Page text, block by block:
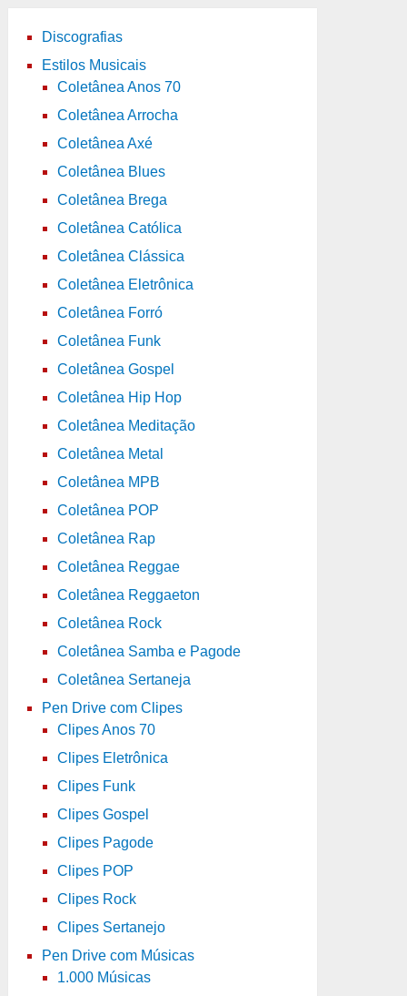
Discografias
Estilos Musicais
Coletânea Anos 70
Coletânea Arrocha
Coletânea Axé
Coletânea Blues
Coletânea Brega
Coletânea Católica
Coletânea Clássica
Coletânea Eletrônica
Coletânea Forró
Coletânea Funk
Coletânea Gospel
Coletânea Hip Hop
Coletânea Meditação
Coletânea Metal
Coletânea MPB
Coletânea POP
Coletânea Rap
Coletânea Reggae
Coletânea Reggaeton
Coletânea Rock
Coletânea Samba e Pagode
Coletânea Sertaneja
Pen Drive com Clipes
Clipes Anos 70
Clipes Eletrônica
Clipes Funk
Clipes Gospel
Clipes Pagode
Clipes POP
Clipes Rock
Clipes Sertanejo
Pen Drive com Músicas
1.000 Músicas